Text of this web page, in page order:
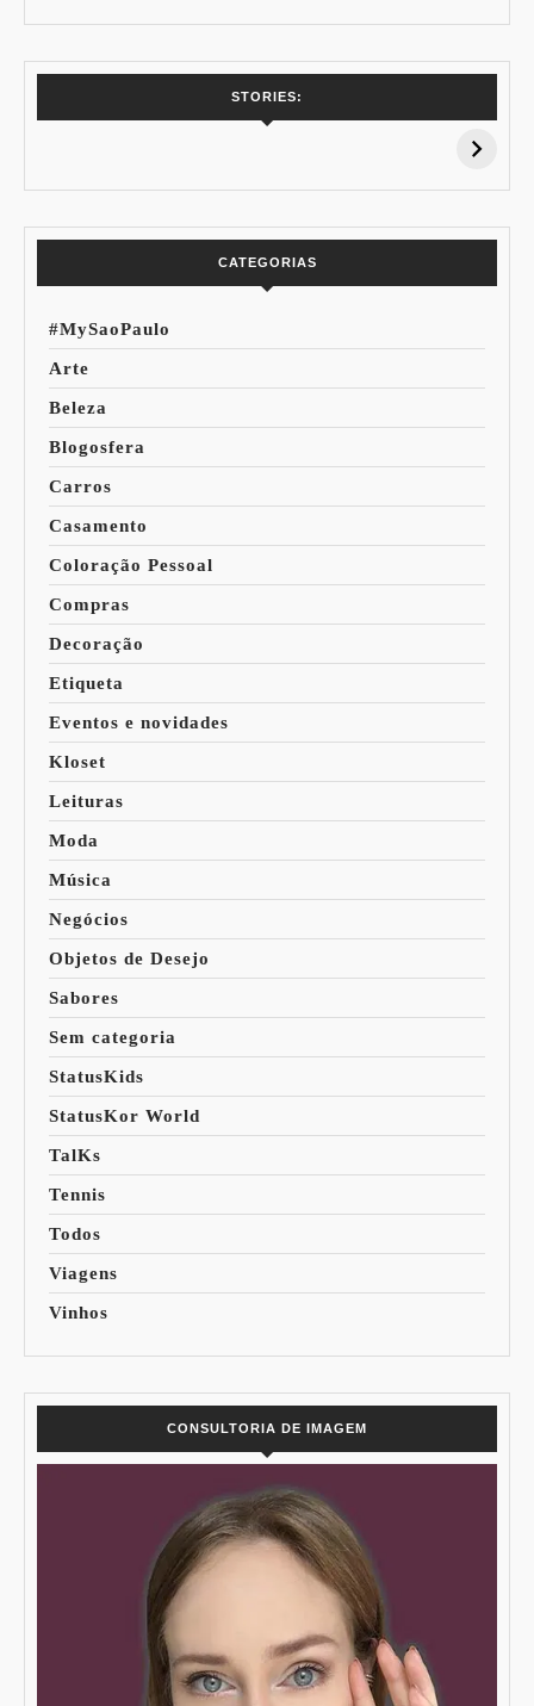
STORIES:
15% de
Pessoal: Os
CATEGORIAS
#MySaoPaulo
Arte
Beleza
Blogosfera
Carros
Casamento
Coloração Pessoal
Compras
Decoração
Etiqueta
Eventos e novidades
Kloset
Leituras
Moda
Música
Negócios
Objetos de Desejo
Sabores
Sem categoria
StatusKids
StatusKor World
TalKs
Tennis
Todos
Viagens
Vinhos
CONSULTORIA DE IMAGEM